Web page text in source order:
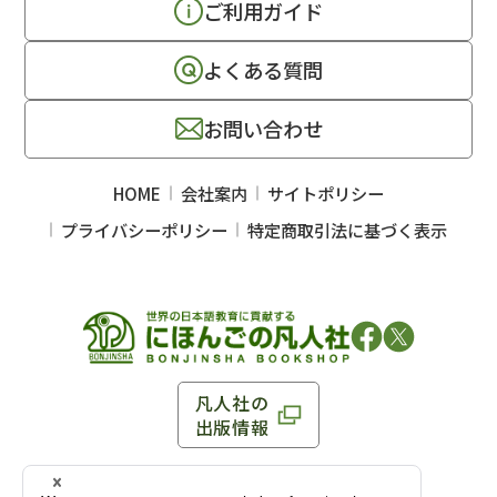
凡人社の
出版情報
〒102-0093 東京都千代田区平河町 1-3-13 8F
ご利用ガイド
よくある質問
お問い合わせ
HOME 会社案内
サイトポリシー
プライバシーポリシー
特定商取引法に基づく表示